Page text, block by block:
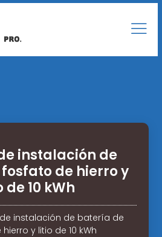
instalación de
de hierro y
de 10 kWh
instalación de batería de
y litio de 10 kWh